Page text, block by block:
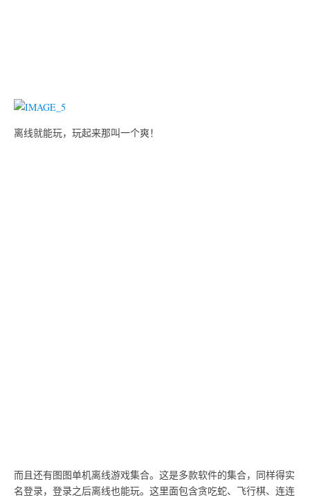
离线就能玩，玩起来那叫一个爽！
而且还有图图单机离线游戏集合。这是多款软件的集合，同样得实
名登录，登录之后离线也能玩。这里面包含贪吃蛇、飞行棋、连连